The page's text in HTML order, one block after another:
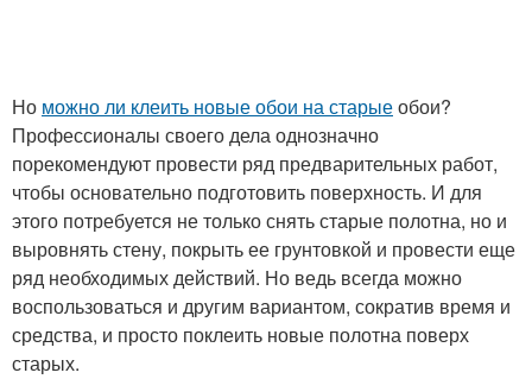
Но можно ли клеить новые обои на старыеобои?
Профессионалы своего дела однозначно
порекомендуют провести ряд предварительных работ,
чтобы основательно подготовить поверхность. И для
этого потребуется не только снять старые полотна, но и
выровнять стену, покрыть ее грунтовкой и провести еще
ряд необходимых действий. Но ведь всегда можно
воспользоваться и другим вариантом, сократив время и
средства, и просто поклеить новые полотна поверх
старых.